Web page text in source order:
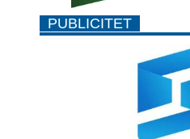
PUBLICITET